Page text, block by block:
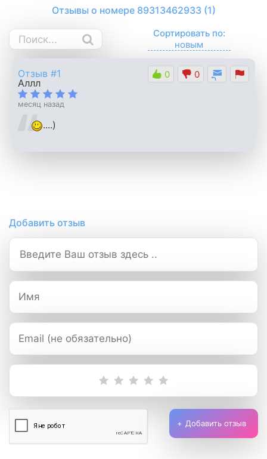
Отзывы о номере 89313462933 (1)
Сортировать по:
Отзыв #1 0
0
Аллл
месяц назад
....)
Добавить отзыв
Добавить отзыв